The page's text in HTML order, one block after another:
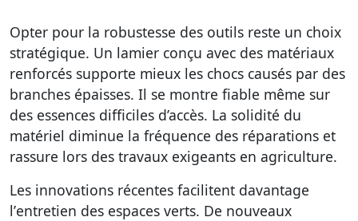
Opter pour la robustesse des outils reste un choix
stratégique. Un lamier conçu avec des matériaux
renforcés supporte mieux les chocs causés par des
branches épaisses. Il se montre fiable même sur
des essences difficiles d’accès. La solidité du
matériel diminue la fréquence des réparations et
rassure lors des travaux exigeants en agriculture.
Les innovations récentes facilitent davantage
l’entretien des espaces verts. De nouveaux